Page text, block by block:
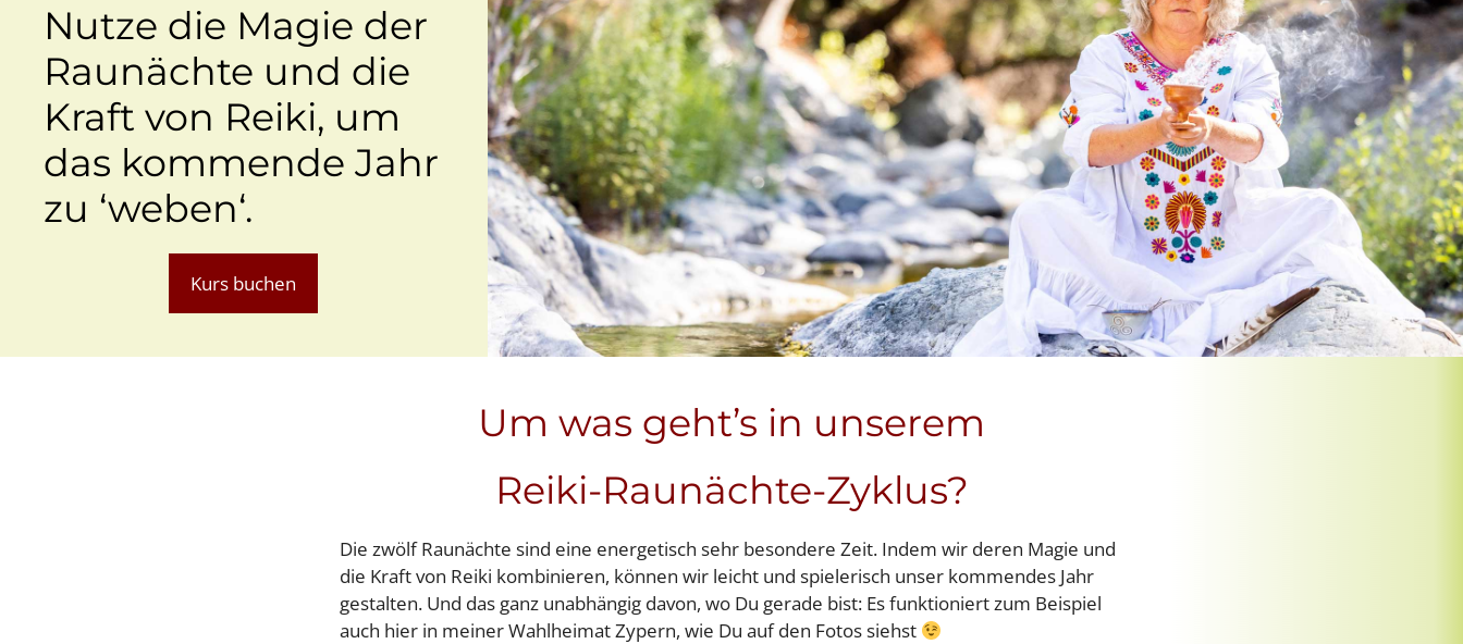
Nutze die Magie der
Raunächte und die
Kraft von Reiki, um
das kommende Jahr
zu ‘weben‘.
Kurs buchen
Um was geht’s in unserem
Reiki-Raunächte-Zyklus?
Die zwölf Raunächte sind eine energetisch sehr besondere Zeit. Indem wir deren Magie und
die Kraft von Reiki kombinieren, können wir leicht und spielerisch unser kommendes Jahr
gestalten. Und das ganz unabhängig davon, wo Du gerade bist: Es funktioniert zum Beispiel
auch hier in meiner Wahlheimat Zypern, wie Du auf den Fotos siehst